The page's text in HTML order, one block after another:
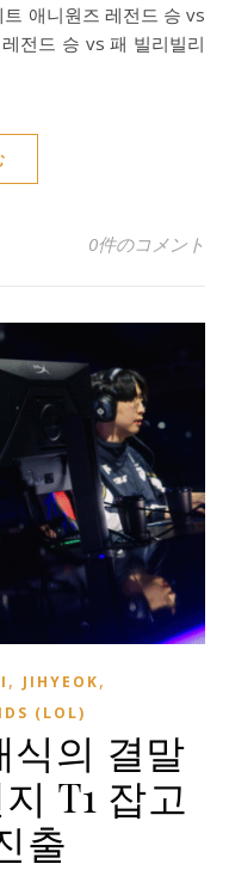
애니원즈 레전드 승 vs
전드 승 vs 패 빌리빌리
0件のコメント
, JIHYEOK,
(LOL)
식의 결말
T1 잡고
출